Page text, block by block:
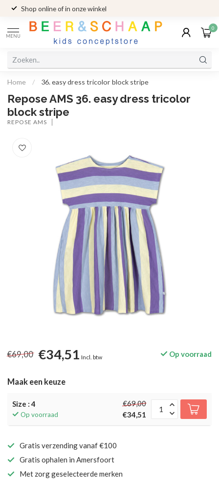
Shop online of in onze winkel
MENU
0
Home / 36. easy dress tricolor block stripe
Repose AMS 36. easy dress tricolor
block stripe
REPOSE AMS
€69,00 €34,51 Incl. btw Op voorraad
Maak een keuze
Size : 4
Op voorraad
€69,00
€34,51
Gratis verzending vanaf €100
Gratis ophalen in Amersfoort
Met zorg geselecteerde merken